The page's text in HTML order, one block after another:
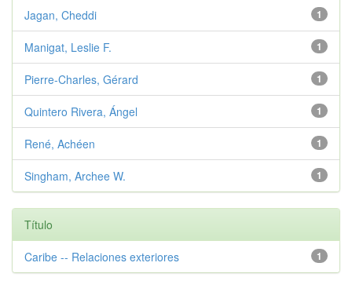
1
Jagan, Cheddi
1
Manigat, Leslie F.
1
Pierre-Charles, Gérard
1
Quintero Rivera, Ángel
1
René, Achéen
1
Singham, Archee W.
Título
1
Caribe -- Relaciones exteriores